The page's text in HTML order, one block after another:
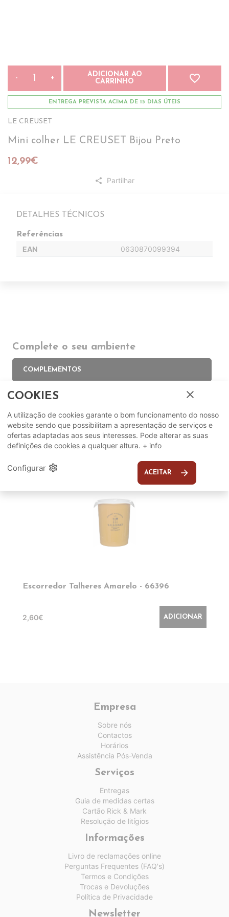
- +
ADICIONAR AO
CARRINHO
favorite_border
ENTREGA PREVISTA ACIMA DE 15 DIAS ÚTEIS
LE CREUSET
Mini colher LE CREUSET Bijou Preto
12,99€
share Partilhar
DETALHES TÉCNICOS
Referências
EAN 0630870099394
Complete o seu ambiente
COMPLEMENTOS
SUGERIDOS
EM DESTAQUE
Escorredor Talheres Amarelo - 66396
2,60€ ADICIONAR
Empresa
Sobre nós
Contactos
Horários
Assistência Pós-Venda
Serviços
Entregas
Guia de medidas certas
Cartão Rick & Mark
Resolução de litígios
Informações
Livro de reclamações online
Perguntas Frequentes (FAQ's)
Termos e Condições
Trocas e Devoluções
Política de Privacidade
Newsletter
COOKIES close
A utilização de cookies garante o bom funcionamento do nosso
website sendo que possibilitam a apresentação de serviços e
ofertas adaptadas aos seus interesses. Pode alterar as suas
definições de cookies a qualquer altura. + info
Configurar settings ACEITAR arrow_forward